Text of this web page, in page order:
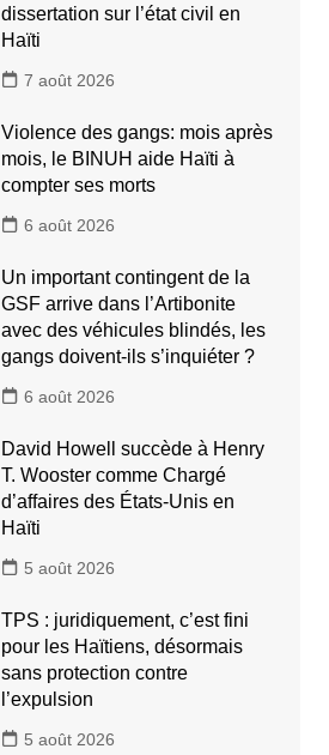
dissertation sur l’état civil en
Haïti
7 août 2026
Violence des gangs: mois après
mois, le BINUH aide Haïti à
compter ses morts
6 août 2026
Un important contingent de la
GSF arrive dans l’Artibonite
avec des véhicules blindés, les
gangs doivent-ils s’inquiéter ?
6 août 2026
David Howell succède à Henry
T. Wooster comme Chargé
d’affaires des États-Unis en
Haïti
5 août 2026
TPS : juridiquement, c’est fini
pour les Haïtiens, désormais
sans protection contre
l’expulsion
5 août 2026